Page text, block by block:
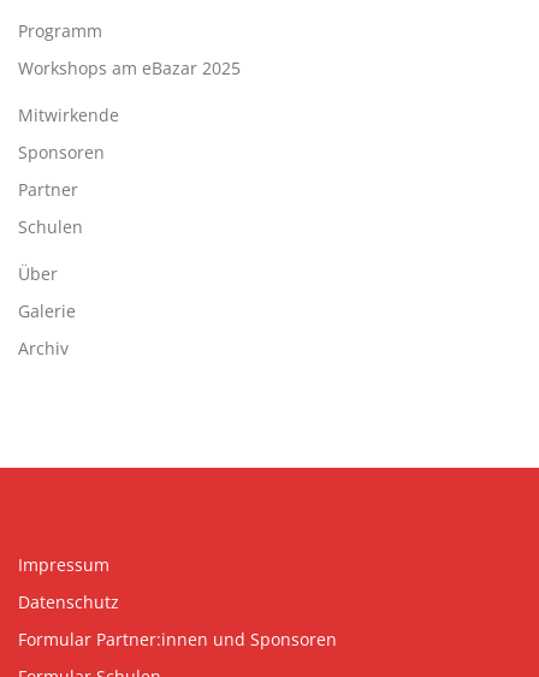
Programm
Workshops am eBazar 2025
Mitwirkende
Sponsoren
Partner
Schulen
Über
Galerie
Archiv
Impressum
Datenschutz
Formular Partner:innen und Sponsoren